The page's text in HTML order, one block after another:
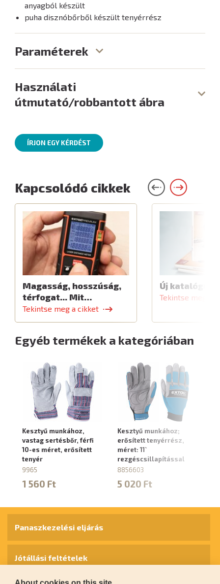
anyagból készült
puha disznóbőrből készült tenyérrész
Paraméterek
Használati
útmutató/robbantott ábra
ÍRJON EGY KÉRDÉST
Kapcsolódó cikkek
Magasság, hosszúság,
térfogat... Mit…
Tekintse meg a cikket
Új katalógus
Tekintse meg a
Egyéb termékek a kategóriában
Kesztyű munkához,
vastag sertésbőr, férfi
10-es méret, erősített
tenyér
9965
1 560 Ft
Kesztyű munkához;
erősített tenyérrész,
méret: 11`
rezgéscsillapítással
8856603
5 020 Ft
Panaszkezelési eljárás
Jótállási feltételek